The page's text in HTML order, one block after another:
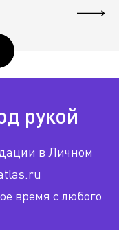
рукой
в Личном
время с любого